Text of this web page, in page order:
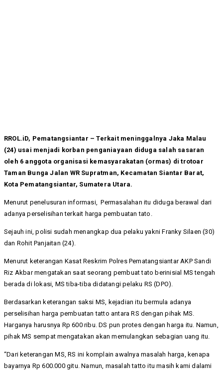
RROL.iD, Pematangsiantar – Terkait meninggalnya Jaka Malau
(24) usai menjadi korban penganiayaan diduga salah sasaran
oleh 6 anggota organisasi kemasyarakatan (ormas) di trotoar
Taman Bunga Jalan WR Supratman, Kecamatan Siantar Barat,
Kota Pematangsiantar, Sumatera Utara.
Menurut penelusuran informasi, Permasalahan itu diduga berawal dari
adanya perselisihan terkait harga pembuatan tato.
Sejauh ini, polisi sudah menangkap dua pelaku yakni Franky Silaen (30)
dan Rohit Panjaitan (24).
Menurut keterangan Kasat Reskrim Polres Pematangsiantar AKP Sandi
Riz Akbar mengatakan saat seorang pembuat tato berinisial MS tengah
berada di lokasi, MS tiba-tiba didatangi pelaku RS (DPO).
Berdasarkan keterangan saksi MS, kejadian itu bermula adanya
perselisihan harga pembuatan tatto antara RS dengan pihak MS.
Harganya harusnya Rp 600 ribu. DS pun protes dengan harga itu. Namun,
pihak MS sempat mengatakan akan memulangkan sebagian uang itu.
“Dari keterangan MS, RS ini komplain awalnya masalah harga, kenapa
bayarnya Rp 600.000 gitu. Namun, masalah tatto itu masih kami dalami